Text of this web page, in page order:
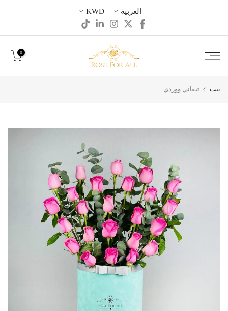
المحتوى
العربية KWD
0
بيت تيفاني ووردي